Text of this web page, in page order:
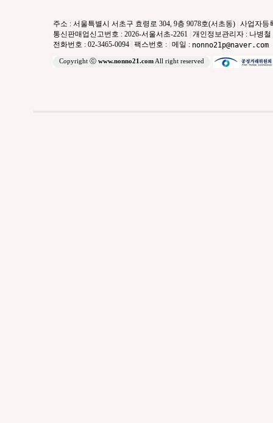
주소 : 서울특별시 서초구 효령로 304, 9층 9078호(서초동) 사업자등
통신판매업신고번호 : 2026-서울서초-2261 개인정보관리자 : 나병철
전화번호 : 02-3465-0094 팩스번호 : 메일 : nonno21p@naver.com
Copyright ⓒ www.nonno21.comAll right reserved